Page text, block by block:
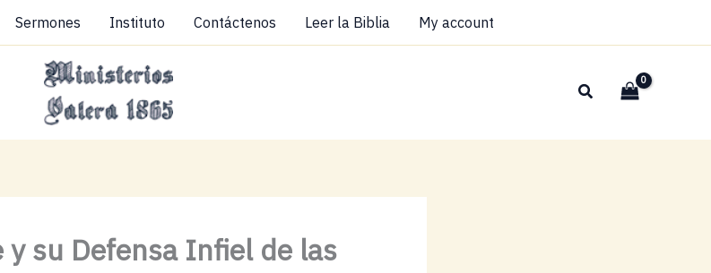
Sermones Instituto Contáctenos Leer la Biblia My account
Buscar
y su Defensa Infiel de las